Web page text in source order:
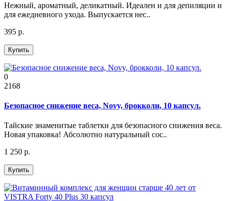
Нежный, ароматный, деликатный. Идеален и для депиляции и
для ежедневного ухода. Выпускается нес..
395 р.
Купить
0
2168
Безопасное снижение веса, Novy, брокколи, 10 капсул.
Тайские знаменитые таблетки для безопасного снижения веса.
Новая упаковка! Абсолютно натуральный сос..
1 250 р.
Купить